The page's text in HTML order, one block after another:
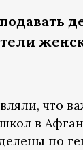
что
в
по